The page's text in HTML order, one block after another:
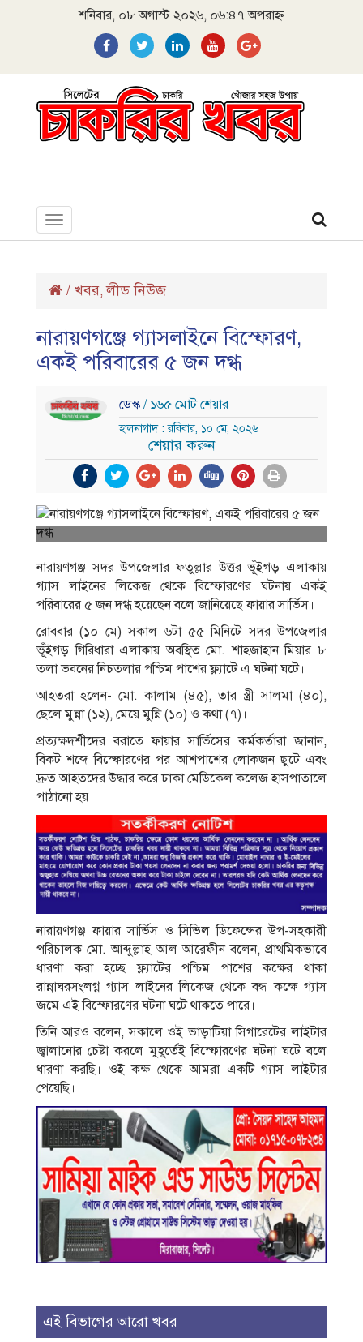
শনিবার, ০৮ অগাস্ট ২০২৬, ০৬:৪৭ অপরাহ্ন
Toggle
navigation
/ খবর,লীড নিউজ
নারায়ণগঞ্জে গ্যাসলাইনে বিস্ফোরণ,
একই পরিবারের ৫ জন দগ্ধ
ডেস্ক/ ১৬৫ মোট শেয়ার
হালনাগাদ : রবিবার, ১০ মে, ২০২৬
শেয়ার করুন
নারায়ণগঞ্জ সদর উপজেলার ফতুল্লার উত্তর ভূঁইগড় এলাকায়
গ্যাস লাইনের লিকেজ থেকে বিস্ফোরণের ঘটনায় একই
পরিবারের ৫ জন দগ্ধ হয়েছেন বলে জানিয়েছে ফায়ার সার্ভিস।
রোববার (১০ মে) সকাল ৬টা ৫৫ মিনিটে সদর উপজেলার
ভূঁইগড় গিরিধারা এলাকায় অবস্থিত মো. শাহজাহান মিয়ার ৮
তলা ভবনের নিচতলার পশ্চিম পাশের ফ্ল্যাটে এ ঘটনা ঘটে।
আহতরা হলেন- মো. কালাম (৪৫), তার স্ত্রী সালমা (৪০),
ছেলে মুন্না (১২), মেয়ে মুন্নি (১০) ও কথা (৭)।
প্রত্যক্ষদর্শীদের বরাতে ফায়ার সার্ভিসের কর্মকর্তারা জানান,
বিকট শব্দে বিস্ফোরণের পর আশপাশের লোকজন ছুটে এবং
দ্রুত আহতদের উদ্ধার করে ঢাকা মেডিকেল কলেজ হাসপাতালে
পাঠানো হয়।
নারায়ণগঞ্জ ফায়ার সার্ভিস ও সিভিল ডিফেন্সের উপ-সহকারী
পরিচালক মো. আব্দুল্লাহ আল আরেফীন বলেন, প্রাথমিকভাবে
ধারণা করা হচ্ছে ফ্ল্যাটের পশ্চিম পাশের কক্ষের থাকা
রান্নাঘরসংলগ্ন গ্যাস লাইনের লিকেজ থেকে বন্ধ কক্ষে গ্যাস
জমে এই বিস্ফোরণের ঘটনা ঘটে থাকতে পারে।
তিনি আরও বলেন, সকালে ওই ভাড়াটিয়া সিগারেটের লাইটার
জ্বালানোর চেষ্টা করলে মুহূর্তেই বিস্ফোরণের ঘটনা ঘটে বলে
ধারণা করছি। ওই কক্ষ থেকে আমরা একটি গ্যাস লাইটার
পেয়েছি।
এই বিভাগের আরো খবর